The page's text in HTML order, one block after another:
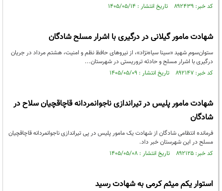
کد خبر: ۸۹۲۴۳۹ تاریخ انتشار : ۱۴۰۵/۰۵/۱۴
شهادت مامور گیلانی در درگیری با اشرار مسلح شادگان
ستوان‌سوم شهید «سینا سیاه‌نژاد»، از نیروهای حافظ نظم و امنیت، هشتم مرداد در جریان
درگیری با اشرار مسلح و حادثه تروریستی در شهرستان...
کد خبر: ۸۹۲۱۴۷ تاریخ انتشار : ۱۴۰۵/۰۵/۰۹
شهادت مامور پلیس در تیراندازی ناجوانمردانه قاچاقچیان سلاح در
شادگان
فرمانده انتظامی شادگان از شهادت یک مامور پلیس در پی تیراندازی ناجوانمردانه قاچاقچیان
مسلح در این شهرستان خبر داد.
کد خبر: ۸۹۲۱۲۵ تاریخ انتشار : ۱۴۰۵/۰۵/۰۸
استوار یکم میثم کرمی به شهادت رسید